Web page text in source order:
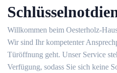
Willkommen beim Oesterholz-
Wir sind Ihr kompetenter
Türöffnung geht. Unser Service
Verfügung, sodass Sie sich keine